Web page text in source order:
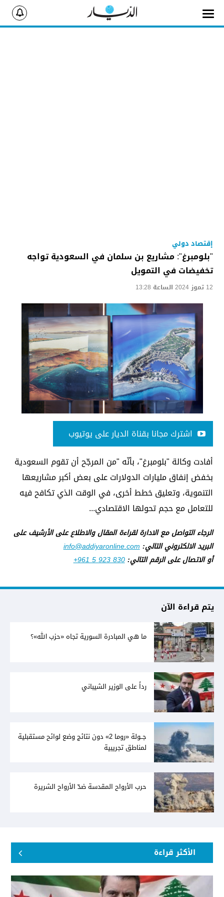
إقتصاد دولي
"بلومبرغ": مشاريع بن سلمان في السعودية تواجه
تخفيضات في التمويل
12 تموز 2024 الساعة 13:28
اشترك مجانا بقناة الديار على يوتيوب
أفادت وكالة "بلومبرغ"، بأنّه "من المرجّح أن تقوم السعودية
بخفض إنفاق مليارات الدولارات على بعض أكبر مشاريعها
التنموية، وتعليق خطط أخرى، في الوقت الذي تكافح فيه
للتعامل مع حجم تحولها الاقتصادي...
الرجاء التواصل مع الادارة لقراءة المقال والاطلاع على الأرشيف على
البريد الالكتروني التالي:info@addiyaronline.com
أو الاتصال على الرقم التالي:+961 5 923 830
يتم قراءة الآن
ما هي المبادرة السورية تجاه «حزب الله»؟
رداً على الوزير الشيباني
جــولة «روما 2» دون نتائج وضع لوائح مستقبلية
لمناطق تجريبية
حرب الأرواح المقدسة ضدّ الأرواح الشريرة
الأكثر قراءة